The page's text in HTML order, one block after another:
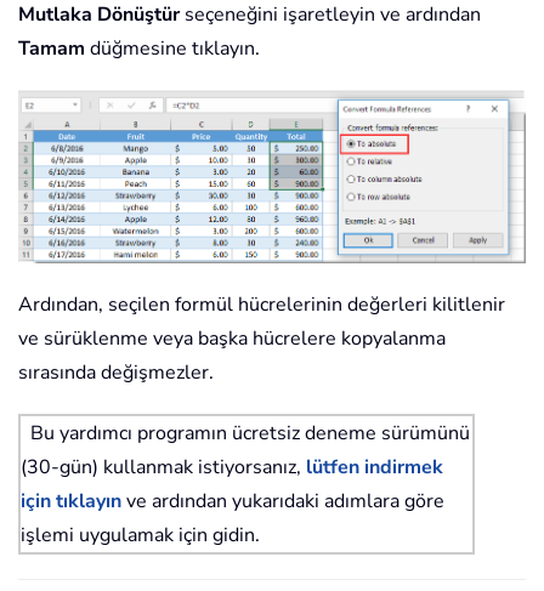
Mutlaka Dönüştürseçeneğini işaretleyin ve ardından
Tamam düğmesine tıklayın.
Ardından, seçilen formül hücrelerinin değerleri kilitlenir
ve sürüklenme veya başka hücrelere kopyalanma
sırasında değişmezler.
Bu yardımcı programın ücretsiz deneme sürümünü
(30-gün) kullanmak istiyorsanız, lütfen indirmek
için tıklayınve ardından yukarıdaki adımlara göre
işlemi uygulamak için gidin.